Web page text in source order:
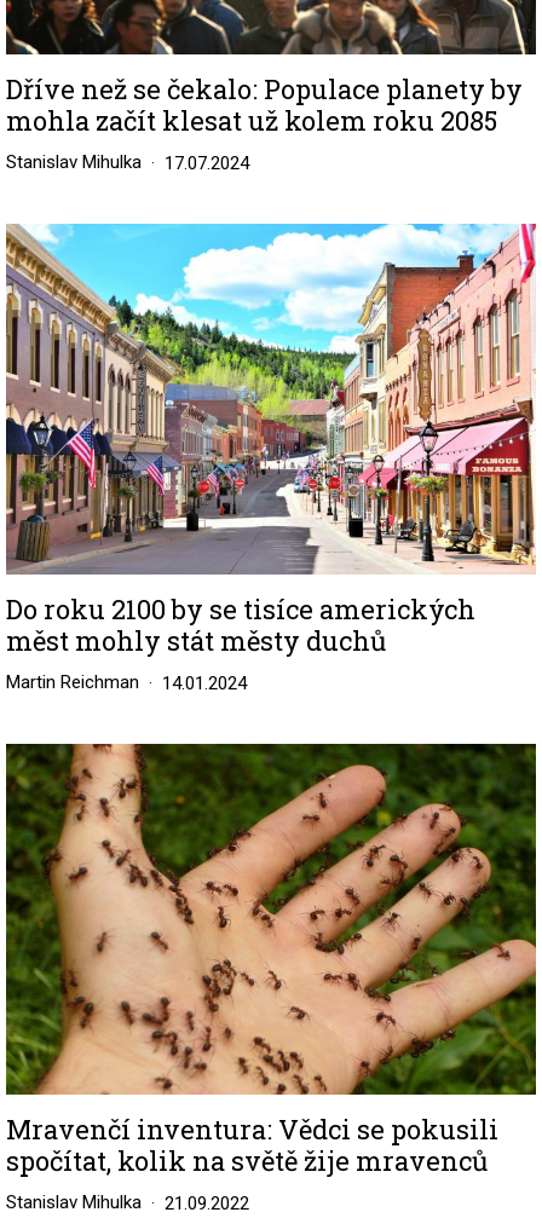
Dříve než se čekalo: Populace planety by
mohla začít klesat už kolem roku 2085
Stanislav Mihulka 17.07.2024
Image
Do roku 2100 by se tisíce amerických
měst mohly stát městy duchů
Martin Reichman 14.01.2024
Image
Mravenčí inventura: Vědci se pokusili
spočítat, kolik na světě žije mravenců
Stanislav Mihulka 21.09.2022